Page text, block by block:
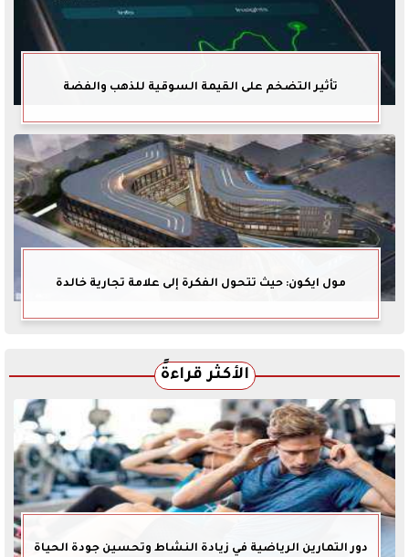
تأثير التضخم على القيمة السوقية للذهب والفضة
مول ايكون: حيث تتحول الفكرة إلى علامة تجارية خالدة
الأكثر قراءةً
دور التمارين الرياضية في زيادة النشاط وتحسين جودة الحياة